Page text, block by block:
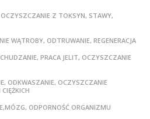
Z TOKSYN, STAWY,
WĄTROBY, ODTRUWANIE, REGENERACJA
PRACA JELIT, OCZYSZCZANIE
ODKWASZANIE, OCZYSZCZANIE
ODPORNOŚĆ ORGANIZMU